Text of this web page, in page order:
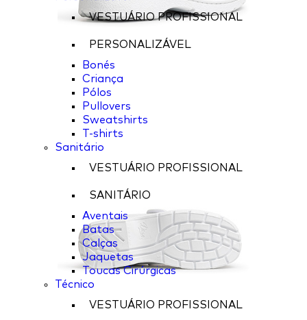
VESTUÁRIO PROFISSIONAL
PERSONALIZÁVEL
Bonés
Criança
Pólos
Pullovers
Sweatshirts
T-shirts
Sanitário
VESTUÁRIO PROFISSIONAL
SANITÁRIO
Aventais
Batas
Calças
Jaquetas
Toucas Cirúrgicas
Técnico
VESTUÁRIO PROFISSIONAL